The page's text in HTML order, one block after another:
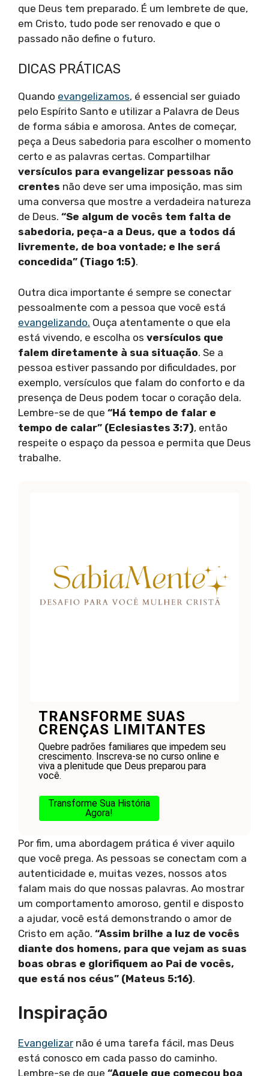
que Deus tem preparado. É um lembrete de que,
em Cristo, tudo pode ser renovado e que o
passado não define o futuro.
DICAS PRÁTICAS
Quando evangelizamos, é essencial ser guiado
pelo Espírito Santo e utilizar a Palavra de Deus
de forma sábia e amorosa. Antes de começar,
peça a Deus sabedoria para escolher o momento
certo e as palavras certas. Compartilhar
versículos para evangelizar pessoas não
crentes não deve ser uma imposição, mas sim
uma conversa que mostre a verdadeira natureza
de Deus. “Se algum de vocês tem falta de
sabedoria, peça-a a Deus, que a todos dá
livremente, de boa vontade; e lhe será
concedida” (Tiago 1:5).
Outra dica importante é sempre se conectar
pessoalmente com a pessoa que você está
evangelizando. Ouça atentamente o que ela
está vivendo, e escolha os versículos que
falem diretamente à sua situação. Se a
pessoa estiver passando por dificuldades, por
exemplo, versículos que falam do conforto e da
presença de Deus podem tocar o coração dela.
Lembre-se de que “Há tempo de falar e
tempo de calar” (Eclesiastes 3:7), então
respeite o espaço da pessoa e permita que Deus
trabalhe.
TRANSFORME SUAS
CRENÇAS LIMITANTES
Quebre padrões familiares que impedem seu
crescimento. Inscreva-se no curso online e
viva a plenitude que Deus preparou para
você.
Transforme Sua História
Agora!
Por fim, uma abordagem prática é viver aquilo
que você prega. As pessoas se conectam com a
autenticidade e, muitas vezes, nossos atos
falam mais do que nossas palavras. Ao mostrar
um comportamento amoroso, gentil e disposto
a ajudar, você está demonstrando o amor de
Cristo em ação. “Assim brilhe a luz de vocês
diante dos homens, para que vejam as suas
boas obras e glorifiquem ao Pai de vocês,
que está nos céus” (Mateus 5:16).
Inspiração
Evangelizar não é uma tarefa fácil, mas Deus
está conosco em cada passo do caminho.
Lembre-se de que “Aquele que começou boa